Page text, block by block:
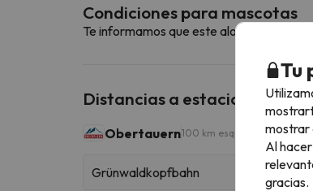
Condiciones para mascotas
Te informamos que este alojamiento no
Distancias a estaciones de
Obertauern100 km esquiables
Grünwaldkopfbahn
Tu
mostrar
Al
gracias.